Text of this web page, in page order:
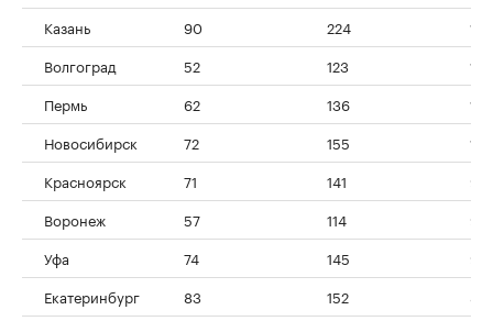
Казань 90 224
Волгоград
52 123
Пермь
62 136
Новосибирск
72 155
Красноярск
71 141
Воронеж
57 114
Уфа
74 145
Екатеринбург
83 152